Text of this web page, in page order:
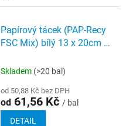
Papírový tácek (PAP-Recy
FSC Mix) bílý 13 x 20cm č.
Skladem (>20 bal)
od 50,88 Kč bez DPH
od 61,56 Kč / bal
DETAIL